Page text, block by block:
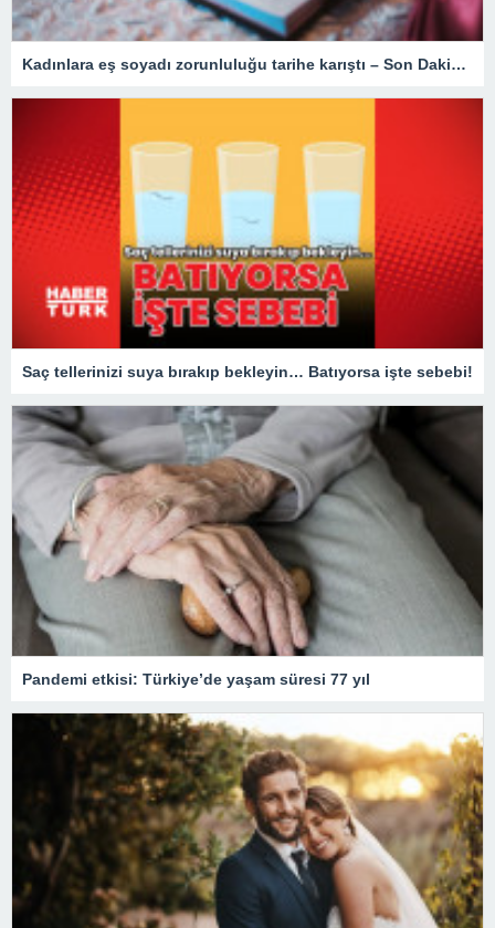
Kadınlara eş soyadı zorunluluğu tarihe karıştı – Son Dakika Türkiye Haberleri
Saç tellerinizi suya bırakıp bekleyin… Batıyorsa işte sebebi!
Pandemi etkisi: Türkiye’de yaşam süresi 77 yıl